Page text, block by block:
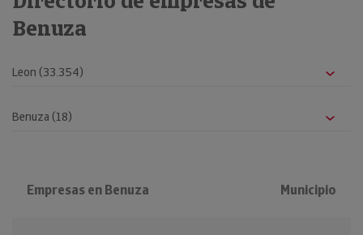
Benuza
Empresas en Benuza Municipio